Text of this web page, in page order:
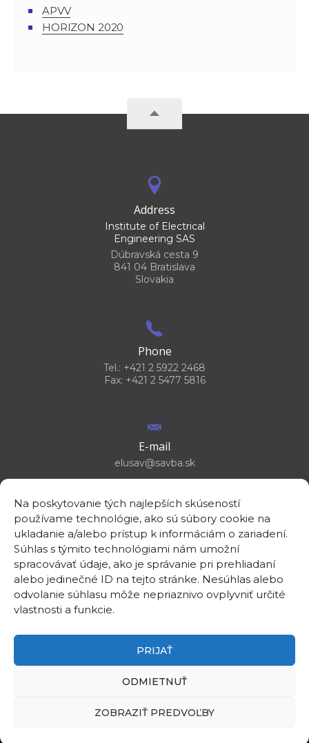
Na poskytovanie tých najlepších skúseností
používame technológie, ako sú súbory cookie na
ukladanie a/alebo prístup k informáciám o zariadení.
Súhlas s týmito technológiami nám umožní
spracovávať údaje, ako je správanie pri prehliadaní
alebo jedinečné ID na tejto stránke. Nesúhlas alebo
odvolanie súhlasu môže nepriaznivo ovplyvniť určité
vlastnosti a funkcie.
PRIJAŤ
ODMIETNUŤ
ZOBRAZIŤ PREDVOĽBY
APVV
HORIZON 2020
Address
Institute of Electrical
Engineering SAS
Dúbravská cesta 9
841 04 Bratislava
Slovakia
Phone
Tel.: +421 2 5922 2468
Fax: +421 2 5477 5816
E-mail
elusav@savba.sk
GPS location
48°10'09.3”N
17°04'08.7”E
Institute of Electrical Engineering SAS
Contact